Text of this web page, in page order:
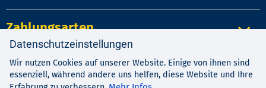
Zahlungsarten
Impressum | Kontakt|
Datenschutz
Widerrufsrecht
Datenschutzeinstellungen
Wir nutzen Cookies auf unserer Website. Einige von ihnen sind
essenziell, während andere uns helfen, diese Website und Ihre